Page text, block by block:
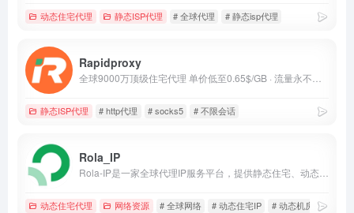
动态住宅代理 静态ISP代理 # 全球代理 # 静态isp代理
Rapidproxy
静态ISP代理 # http代理 # socks5 # 不限会话
Rola_IP
动态住宅代理 网络资源 # 全球网络 # 动态住宅IP # 动态机房IP